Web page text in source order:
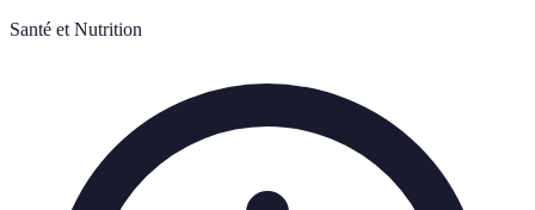
Santé et Nutrition